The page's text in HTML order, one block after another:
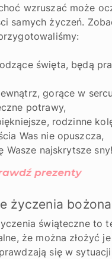
wzruszać może
samych życzeń.
święta, będą
gorące w
potrawy,
rodzinne
Was nie opuszcza,
Wasze najskrytsze sny!
życzenia
świąteczne to
że można złożyć
się w